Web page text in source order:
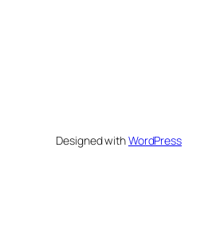
Designed withWordPress